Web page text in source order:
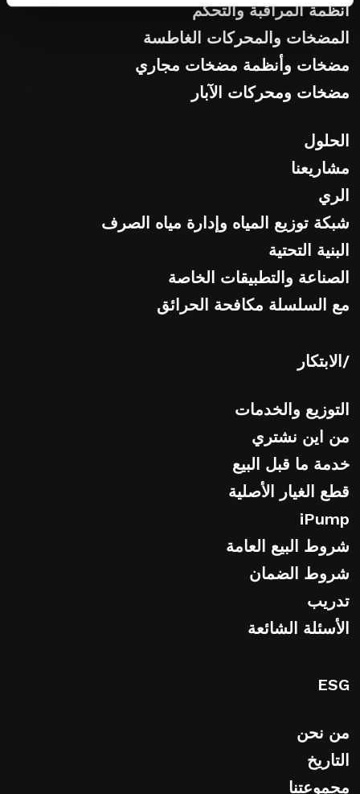
أنظمة المراقبة والتحكم
المضخات والمحركات الغاطسة
مضخات وأنظمة مضخات مجاري
مضخات ومحركات الآبار
الحلول
مشاريعنا
الري
شبكة توزيع المياه وإدارة مياه الصرف
البنية التحتية
الصناعة والتطبيقات الخاصة
مع السلسلة مكافحة الحرائق
/الابتكار
التوزيع والخدمات
من اين نشتري
خدمة ما قبل البيع
قطع الغيار الأصلية
iPump
شروط البيع العامة
شروط الضمان
تدريب
الأسئلة الشائعة
ESG
من نحن
التاريخ
مجموعتنا